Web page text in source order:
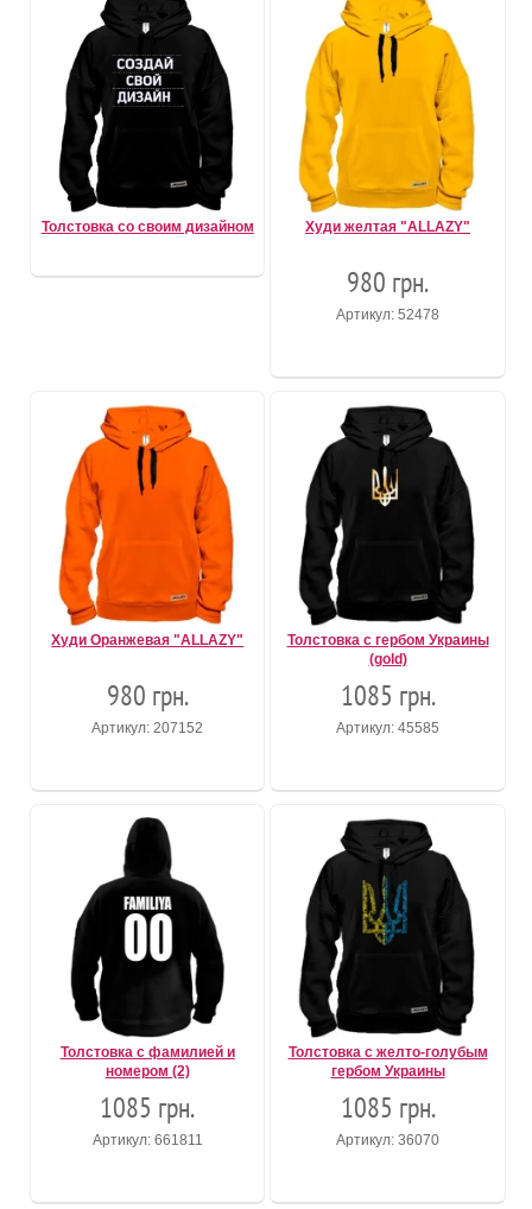
Толстовка со своим дизайном Худи желтая "ALLAZY"
980 грн.
Артикул: 52478
Худи Оранжевая "ALLAZY"
980 грн.
Артикул: 207152
Толстовка с гербом Украины
(gold)
1085 грн.
Артикул: 45585
Толстовка с фамилией и
номером (2)
1085 грн.
Артикул: 661811
Толстовка с желто-голубым
гербом Украины
1085 грн.
Артикул: 36070